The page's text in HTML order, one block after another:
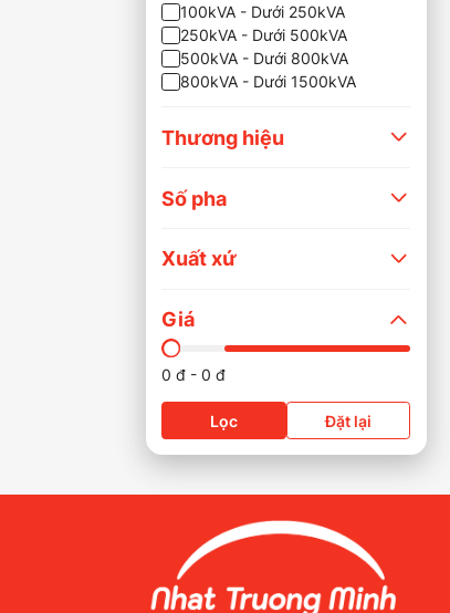
100kVA - Dưới 250kVA
250kVA - Dưới 500kVA
500kVA - Dưới 800kVA
800kVA - Dưới 1500kVA
Thương hiệu
Số pha
Xuất xứ
Giá
0đ -0đ
Lọc Đặt lại